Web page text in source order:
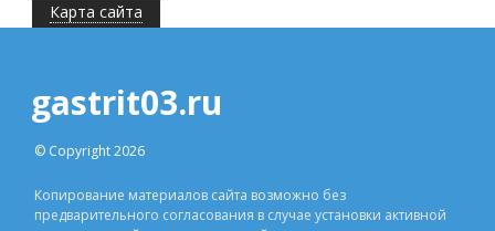
Карта сайта
gastrit03.ru
© Copyright 2026
Копирование материалов сайта возможно без
предварительного согласования в случае установки активной